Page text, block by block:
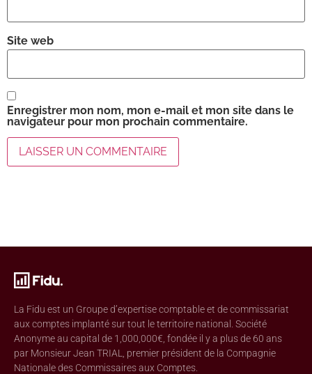
Site web
Enregistrer mon nom, mon e-mail et mon site dans le
navigateur pour mon prochain commentaire.
La Fidu est un Groupe d’expertise comptable et de commissariat
aux comptes implanté sur tout le territoire national. Société
Anonyme au capital de 1,000,000€, fondée il y a plus de 60 ans
par Monsieur Jean TRIAL, premier président de la Compagnie
Nationale des Commissaires aux Comptes.